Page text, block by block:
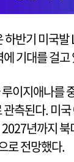
하반기 미국
기대를 걸고
이지애나를
관측된다. 미
년까지
로 전망했다.